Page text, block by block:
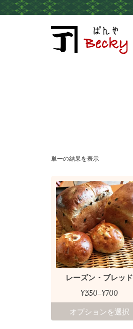
単一の結果を表示
レーズン・ブレッド
¥350–¥700
オプションを選択